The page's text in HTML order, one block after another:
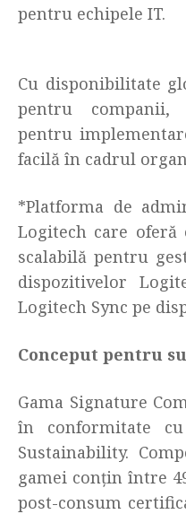
pentru echipele IT.
Cu disponibilitate
pentru companii,
pentru
facilă în cadrul
*Platforma de
Logitech care oferă
scalabilă pentru
dispozitivelor
Logitech Sync pe
Conceput pentru
Gama Signature
în conformitate
Sustainability.
gamei conțin între
post-consum